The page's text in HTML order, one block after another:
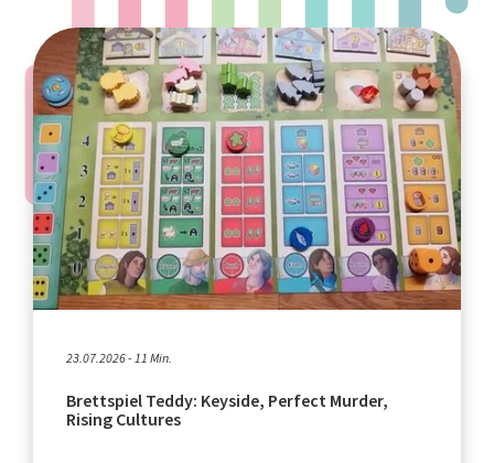
23.07.2026 - 11 Min.
Brettspiel Teddy: Keyside, Perfect Murder,
Rising Cultures